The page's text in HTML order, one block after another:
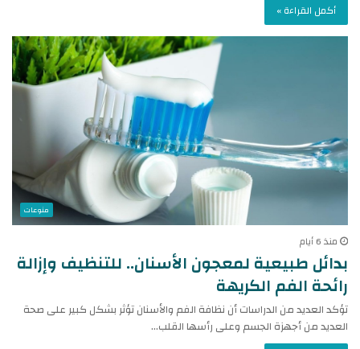
أكمل القراءة »
منوعات
منذ 6 أيام
بدائل طبيعية لمعجون الأسنان.. للتنظيف وإزالة
رائحة الفم الكريهة
تؤكد العديد من الدراسات أن نظافة الفم والأسنان تؤثر بشكل كبير على صحة
العديد من أجهزة الجسم وعلى رأسها القلب…